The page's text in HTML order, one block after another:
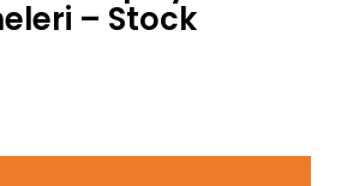
– Stock